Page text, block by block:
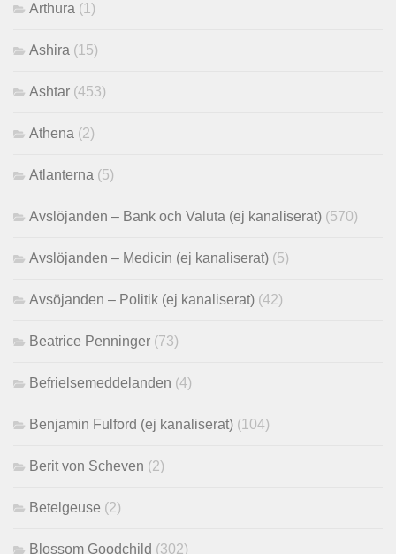
Arthura (1)
Ashira (15)
Ashtar (453)
Athena (2)
Atlanterna (5)
Avslöjanden – Bank och Valuta (ej kanaliserat) (570)
Avslöjanden – Medicin (ej kanaliserat) (5)
Avsöjanden – Politik (ej kanaliserat) (42)
Beatrice Penninger (73)
Befrielsemeddelanden (4)
Benjamin Fulford (ej kanaliserat) (104)
Berit von Scheven (2)
Betelgeuse (2)
Blossom Goodchild (302)